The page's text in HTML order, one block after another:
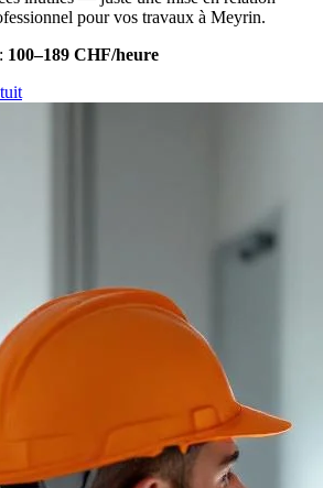
pour vos travaux à Meyrin.
100–189 CHF/heure